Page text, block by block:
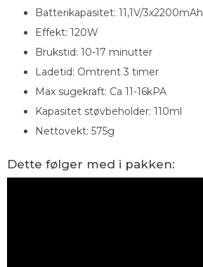
Batterikapasitet: 11,1V/3x2200mAh
Effekt: 120W
Brukstid: 10-17 minutter
Ladetid: Omtrent 3 timer
Max sugekraft: Ca 11-16kPA
Kapasitet støvbeholder: 110ml
Nettovekt: 575g
Dette følger med i pakken: